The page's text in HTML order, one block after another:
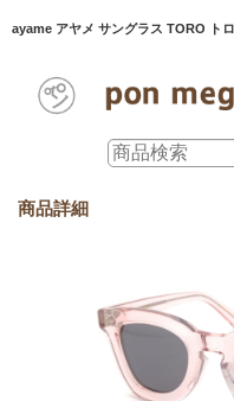
ayame アヤメ サングラス TORO ト
商品詳細